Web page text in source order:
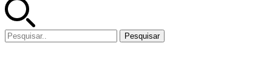
Pesquisar